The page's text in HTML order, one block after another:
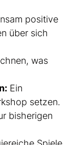
positive
über sich
was
Ein
setzen.
bisherigen